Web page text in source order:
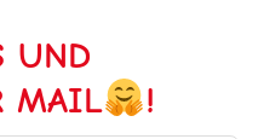
UND
MAIL
!